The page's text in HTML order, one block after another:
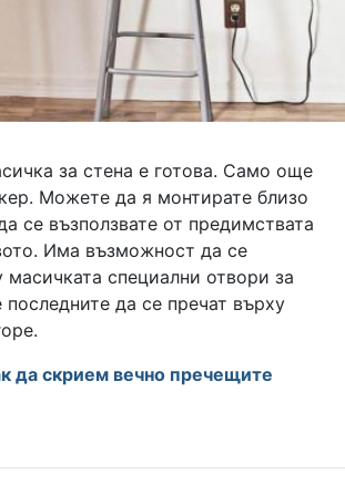
за стена е готова. Само още
Можете да я монтирате близо
се възползвате от предимствата
Има възможност да се
масичката специални отвори за
последните да се пречат върху
да скрием вечно пречещите